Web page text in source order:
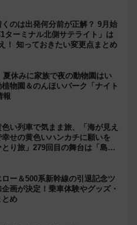
のは出発何分前が正解？ 9月始
ターミナル北側サテライト」は
！ 知っておきたい変更点まとめ
夏休みに家族で夜の動物園はい
物園＆のんほいパーク「ナイト
報
い列車で気まま旅、「海が見え
幸せの黄色いハンカチに願いを
とり旅」279回目の舞台は「島原
ロー＆500系新幹線の引退記念ツ
画が決定！乗車体験やグッズ・
とめ